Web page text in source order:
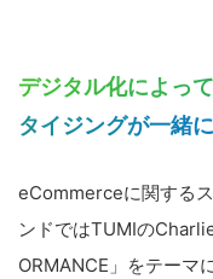
デジタル化によっ
タイジングが一緒に
eCommerceに関する
ンドではTUMIの
ORMANCE 」をテーマ